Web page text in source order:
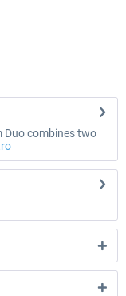
Duo combines two